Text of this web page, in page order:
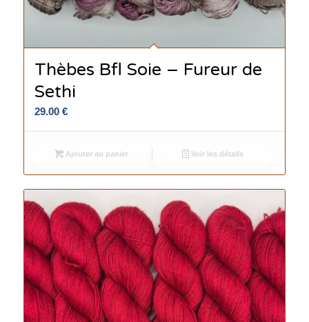
Thèbes Bfl Soie – Fureur de
Sethi
29.00 €
Ajouter au panier Voir les détails